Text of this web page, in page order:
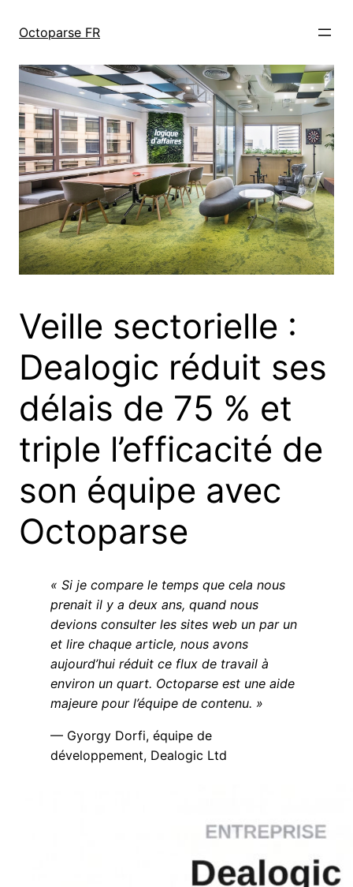
Octoparse FR
Veille sectorielle :
Dealogic réduit ses
délais de 75 % et
triple l’efficacité de
son équipe avec
Octoparse
« Si je compare le temps que cela nous
prenait il y a deux ans, quand nous
devions consulter les sites web un par un
et lire chaque article, nous avons
aujourd’hui réduit ce flux de travail à
environ un quart. Octoparse est une aide
majeure pour l’équipe de contenu. »
— Gyorgy Dorfi, équipe de
développement, Dealogic Ltd